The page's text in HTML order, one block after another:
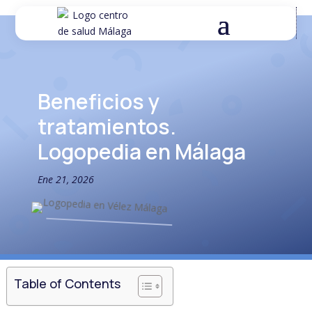
Beneficios y
tratamientos.
Logopedia en Málaga
Ene 21, 2026
Table of Contents